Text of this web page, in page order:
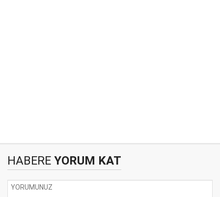
HABERE YORUM KAT